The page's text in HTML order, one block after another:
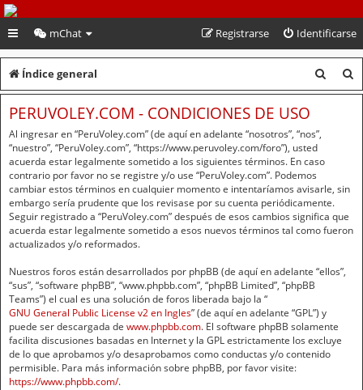
PeruVoley.com
mChat Identificarse
Registrarse
Índice general
u
u
r
PERUVOLEY.COM - CONDICIONES DE USO
Al ingresar en “PeruVoley.com” (de aquí en adelante “nosotros”, “nos”,
“nuestro”, “PeruVoley.com”, “https://www.peruvoley.com/foro”), usted
acuerda estar legalmente sometido a los siguientes términos. En caso
contrario por favor no se registre y/o use “PeruVoley.com”. Podemos
cambiar estos términos en cualquier momento e intentaríamos avisarle, sin
embargo sería prudente que los revisase por su cuenta periódicamente.
Seguir registrado a “PeruVoley.com” después de esos cambios significa que
acuerda estar legalmente sometido a esos nuevos términos tal como fueron
actualizados y/o reformados.
Nuestros foros están desarrollados por phpBB (de aquí en adelante “ellos”,
“sus”, “software phpBB”, “www.phpbb.com”, “phpBB Limited”, “phpBB
Teams”) el cual es una solución de foros liberada bajo la “
GNU General Public License v2 en Ingles” (de aquí en adelante “GPL”) y
puede ser descargada de www.phpbb.com. El software phpBB solamente
facilita discusiones basadas en Internet y la GPL estrictamente los excluye
de lo que aprobamos y/o desaprobamos como conductas y/o contenido
permisible. Para más información sobre phpBB, por favor visite:
https://www.phpbb.com/.